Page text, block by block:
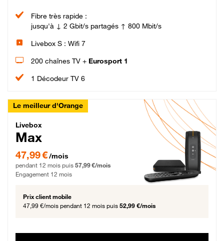
Fibre très rapide :
jusqu'à ↓ 2 Gbit/s partagés ↑ 800 Mbit/s
Livebox S : Wifi 7
200 chaînes TV + Eurosport 1
1 Décodeur TV 6
Le meilleur d'Orange
Livebox Max Fibre
Livebox
Max
47,99 € par mois pendant 12 mois puis 57,99 € par mois, Engagement 12 mois
47,99 €/mois
pendant 12 mois puis 57,99 €/mois
Engagement 12 mois
Prix client mobile
47,99 €/mois pendant 12 mois puis 52,99 €/mois